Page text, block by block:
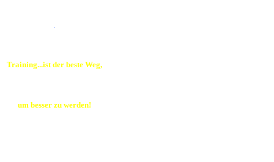
.
Training...ist der beste Weg,
um besser zu werden!